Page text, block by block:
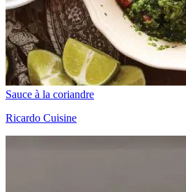
Sauce à la coriandre
Ricardo Cuisine